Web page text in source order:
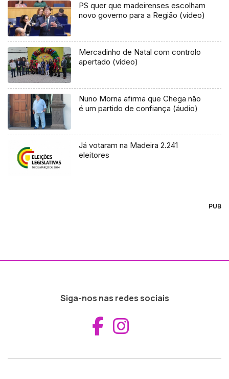
PS quer que madeirenses escolham
novo governo para a Região (vídeo)
Mercadinho de Natal com controlo
apertado (vídeo)
Nuno Morna afirma que Chega não
é um partido de confiança (áudio)
Já votaram na Madeira 2.241
eleitores
PUB
Siga-nos nas redes sociais
Aceder ao